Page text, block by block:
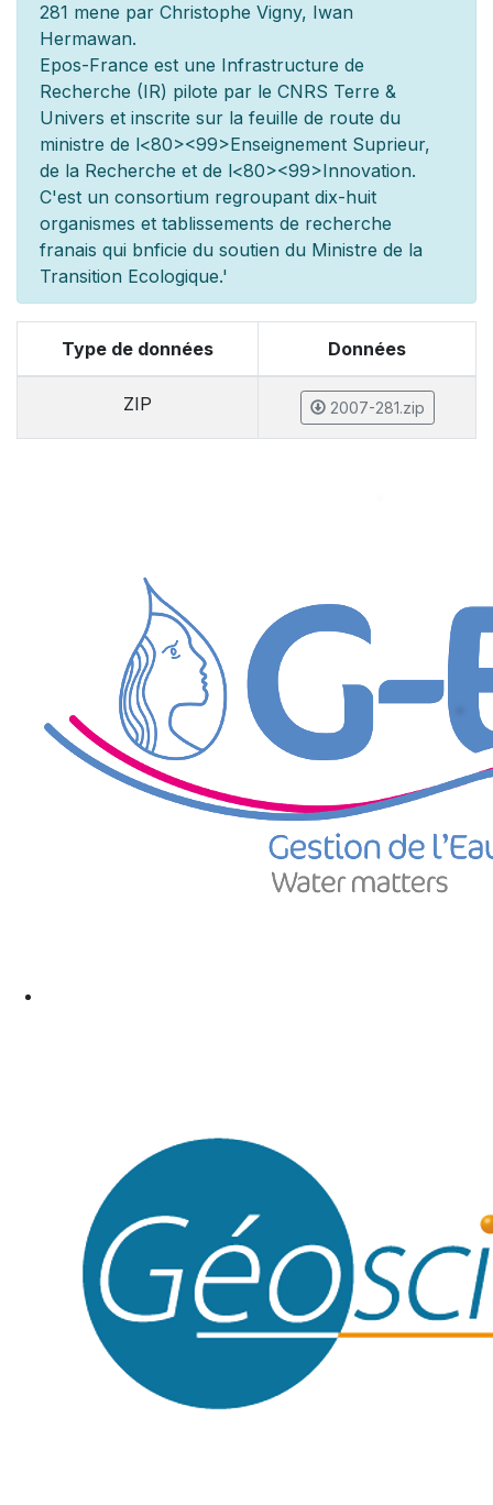
281 mene par Christophe Vigny, Iwan
Hermawan.
Epos-France est une Infrastructure de
Recherche (IR) pilote par le CNRS Terre &
Univers et inscrite sur la feuille de route du
ministre de l<80><99>Enseignement Suprieur,
de la Recherche et de l<80><99>Innovation.
C'est un consortium regroupant dix-huit
organismes et tablissements de recherche
franais qui bnficie du soutien du Ministre de la
Transition Ecologique.'
Type de données Données
ZIP 2007-281.zip